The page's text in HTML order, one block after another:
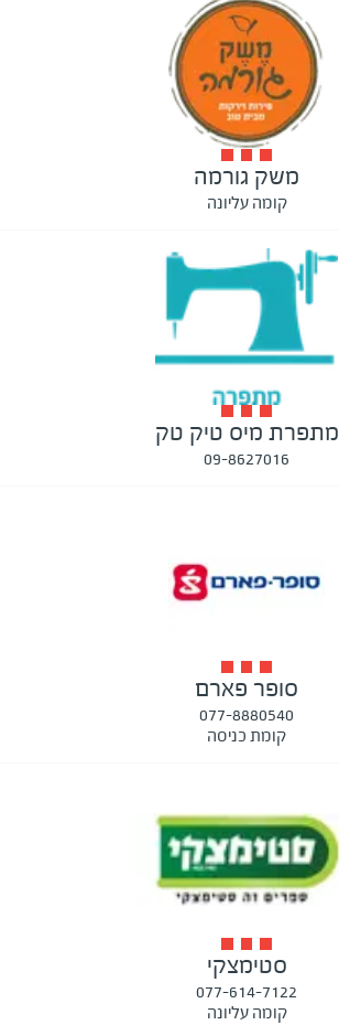
משק גורמה
קומה עליונה
מתפרת מיס טיק טק
09-8627016
סופר פארם
077-8880540
קומת כניסה
סטימצקי
077-614-7122
קומה עליונה